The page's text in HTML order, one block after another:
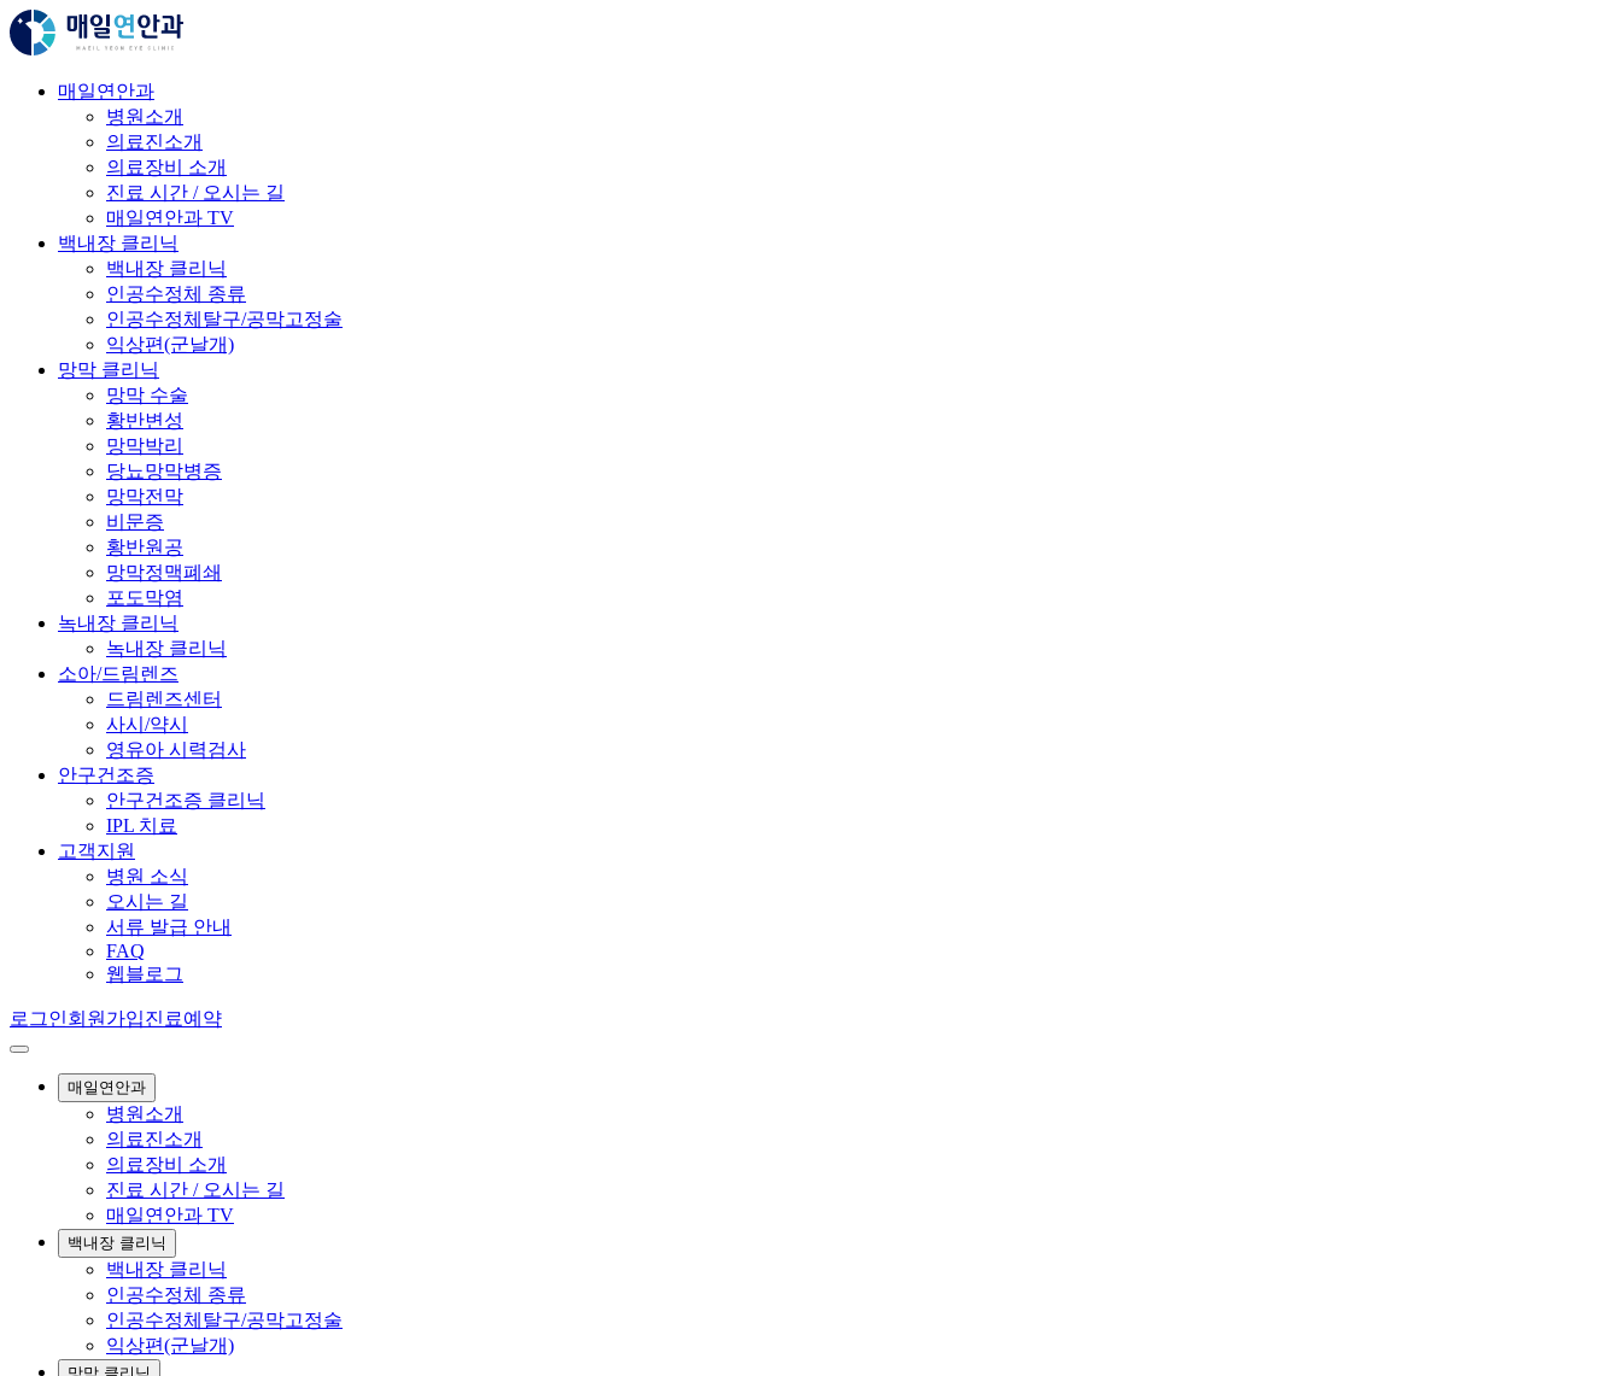
매일연안과
병원소개
의료진소개
의료장비 소개
진료 시간 / 오시는 길
매일연안과 TV
백내장 클리닉
백내장 클리닉
인공수정체 종류
인공수정체탈구/공막고정술
익상편(군날개)
망막 클리닉
망막 수술
황반변성
망막박리
당뇨망막병증
망막전막
비문증
황반원공
망막정맥폐쇄
포도막염
녹내장 클리닉
녹내장 클리닉
소아/드림렌즈
드림렌즈센터
사시/약시
영유아 시력검사
안구건조증
안구건조증 클리닉
IPL 치료
고객지원
병원 소식
오시는 길
서류 발급 안내
FAQ
웹블로그
로그인회원가입진료예약
매일연안과
병원소개
의료진소개
의료장비 소개
진료 시간 / 오시는 길
매일연안과 TV
백내장 클리닉
백내장 클리닉
인공수정체 종류
인공수정체탈구/공막고정술
익상편(군날개)